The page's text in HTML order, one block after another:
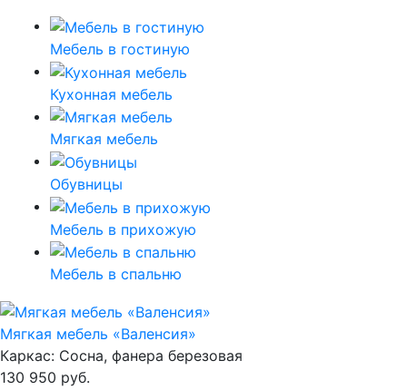
Мебель в гостиную
Кухонная мебель
Мягкая мебель
Обувницы
Мебель в прихожую
Мебель в спальню
Мягкая мебель «Валенсия»
Каркас: Сосна, фанера березовая
130 950 руб.